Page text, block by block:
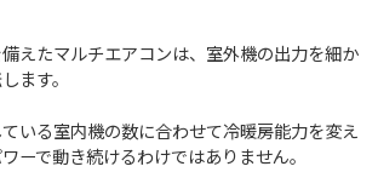
えたマルチエアコンは、室外機の出力を細か
ます。
いる室内機の数に合わせて冷暖房能力を変え
ーで動き続けるわけではありません。